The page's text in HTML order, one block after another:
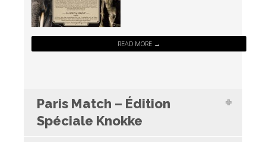
READ MORE →
Paris Match – Édition
Spéciale Knokke